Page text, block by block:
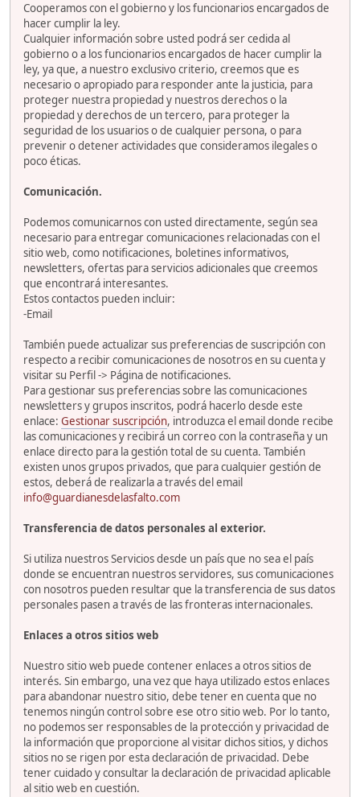
Cooperamos con el gobierno y los funcionarios encargados de
hacer cumplir la ley.
Cualquier información sobre usted podrá ser cedida al
gobierno o a los funcionarios encargados de hacer cumplir la
ley, ya que, a nuestro exclusivo criterio, creemos que es
necesario o apropiado para responder ante la justicia, para
proteger nuestra propiedad y nuestros derechos o la
propiedad y derechos de un tercero, para proteger la
seguridad de los usuarios o de cualquier persona, o para
prevenir o detener actividades que consideramos ilegales o
poco éticas.
Comunicación.
Podemos comunicarnos con usted directamente, según sea
necesario para entregar comunicaciones relacionadas con el
sitio web, como notificaciones, boletines informativos,
newsletters, ofertas para servicios adicionales que creemos
que encontrará interesantes.
Estos contactos pueden incluir:
-Email
También puede actualizar sus preferencias de suscripción con
respecto a recibir comunicaciones de nosotros en su cuenta y
visitar su Perfil -> Página de notificaciones.
Para gestionar sus preferencias sobre las comunicaciones
newsletters y grupos inscritos, podrá hacerlo desde este
enlace: Gestionar suscripción, introduzca el email donde recibe
las comunicaciones y recibirá un correo con la contraseña y un
enlace directo para la gestión total de su cuenta. También
existen unos grupos privados, que para cualquier gestión de
estos, deberá de realizarla a través del email
info@guardianesdelasfalto.com
Transferencia de datos personales al exterior.
Si utiliza nuestros Servicios desde un país que no sea el país
donde se encuentran nuestros servidores, sus comunicaciones
con nosotros pueden resultar que la transferencia de sus datos
personales pasen a través de las fronteras internacionales.
Enlaces a otros sitios web
Nuestro sitio web puede contener enlaces a otros sitios de
interés. Sin embargo, una vez que haya utilizado estos enlaces
para abandonar nuestro sitio, debe tener en cuenta que no
tenemos ningún control sobre ese otro sitio web. Por lo tanto,
no podemos ser responsables de la protección y privacidad de
la información que proporcione al visitar dichos sitios, y dichos
sitios no se rigen por esta declaración de privacidad. Debe
tener cuidado y consultar la declaración de privacidad aplicable
al sitio web en cuestión.